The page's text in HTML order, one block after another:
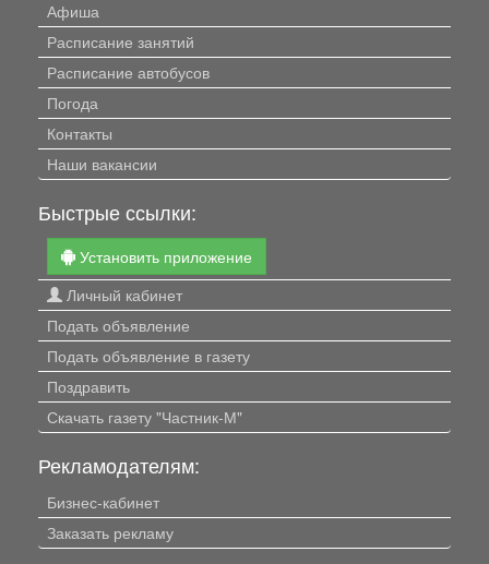
Афиша
Расписание занятий
Расписание автобусов
Погода
Контакты
Наши вакансии
Быстрые ссылки:
Установить приложение
Личный кабинет
Подать объявление
Подать объявление в газету
Поздравить
Скачать газету "Частник-М"
Рекламодателям:
Бизнес-кабинет
Заказать рекламу